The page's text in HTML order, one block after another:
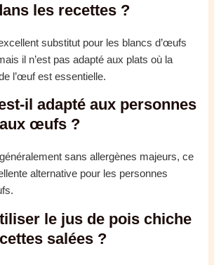
les recettes ?
substitut pour les blancs d’œufs
il n’est pas adapté aux plats où la
l’œuf est essentielle.
il adapté aux personnes
œufs ?
sans allergènes majeurs, ce
alternative pour les personnes
le jus de pois chiche
salées ?